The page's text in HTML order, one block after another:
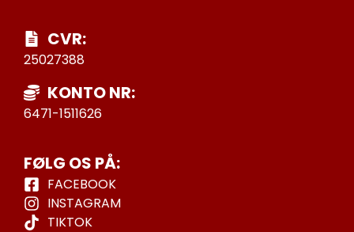
CVR:
25027388
KONTO NR:
6471-1511626
FØLG OS PÅ:
FACEBOOK
INSTAGRAM
TIKTOK